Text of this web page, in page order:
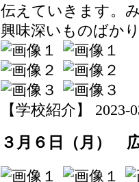
伝えていきます。
興味深いものばか
【学校紹介】 2023-
３月６日（月）